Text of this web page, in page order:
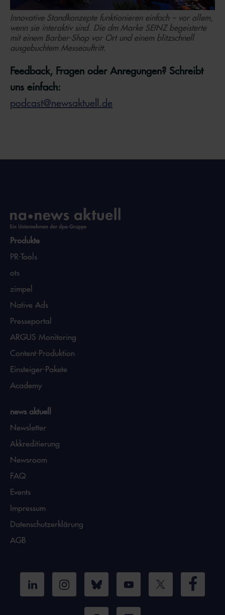
Innovative Standkonzepte funktionieren einfach – vor allem,
wenn sie interaktiv sind. Die dm Marke SEINZ begeisterte
mit einem Barber-Shop vor Ort und einem blitzschnell
ausgebuchtem Messeauftritt.
Feedback, Fragen oder Anregungen? Schreibt
uns einfach:
podcast@newsaktuell.de
Produkte
PR-Tools
ots
zimpel
Native Ads
Presseportal
ARGUS Monitoring
Content-Produktion
Einsteiger-Pakete
Academy
news aktuell
Newsletter
Akkreditierung
Newsroom
FAQ
Events
Impressum
Datenschutzerklärung
AGB